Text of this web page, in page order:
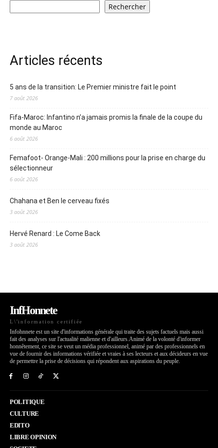
Rechercher
Articles récents
5 ans de la transition: Le Premier ministre fait le point
7 août 2026
Fifa-Maroc: Infantino n’a jamais promis la finale de la coupe du
monde au Maroc
6 août 2026
Femafoot- Orange-Mali : 200 millions pour la prise en charge du
sélectionneur
6 août 2026
Chahana et Ben le cerveau fixés
3 août 2026
Hervé Renard : Le Come Back
3 août 2026
InfHonnete
L\'information certifiée
Infohnnete est un site d'informations générale qui traite des sujets factuels mais aussi
fait des analyses sur l'actualité malienne et d'ailleurs.Animé de la volonté d'informer
honnêtement, ce site se veut un média professionnel, animé par des professionnels en
vue de fournir des informations vérifiée et vraies à ses lecteurs et aux décideurs en vue
de permettre la prise de décisions qui répondent aux aspirations du peuple.
POLITIQUE
CULTURE
EDITO
LIBRE OPINION